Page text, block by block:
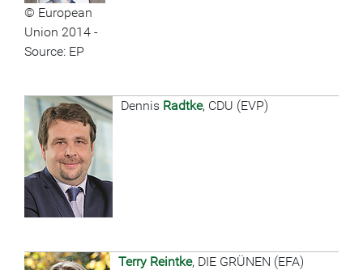
© European
Union 2014 -
Source: EP
Dennis Radtke, CDU (EVP)
Terry Reintke, DIE GRÜNEN (EFA)